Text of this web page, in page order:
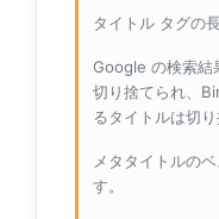
タイトル タグの
Google の検索結
切り捨てられ、
るタイトルは切り
メタタイトルの
す。